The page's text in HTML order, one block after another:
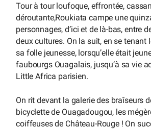
Tour à tour loufoque, effrontée,
déroutante,Roukiata campe une
personnages, d’ici et de là-bas, entre
deux cultures. On la suit, en se tenant
sa folle jeunesse, lorsqu’elle était
faubourgs Ouagalais, jusqu’à sa vie
Little Africa parisien.
On rit devant la galerie des braîseurs
bicyclette de Ouagadougou, les
coiffeuses de Château-Rouge ! On